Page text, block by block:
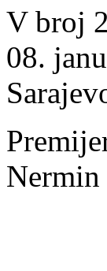
V broj
08.